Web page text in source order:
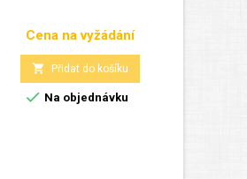
Cena
Cena na vyžádání
 Přidat do košíku
 Na objednávku